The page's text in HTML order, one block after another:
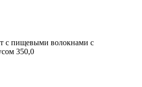
с пищевыми волокнами с
350,0